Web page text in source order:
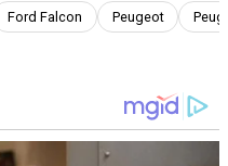
Ford Falcon Peugeot